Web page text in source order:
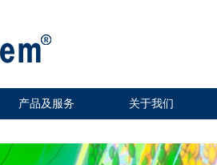
产品及服务 关于我们